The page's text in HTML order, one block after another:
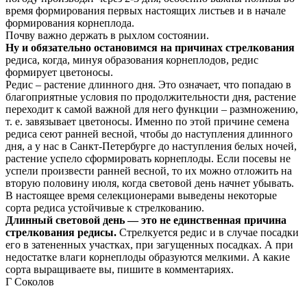
время формирования первых настоящих листьев и в начале
формирования корнеплода.
Почву важно держать в рыхлом состоянии.
Ну и обязательно остановимся на причинах стрелкования
редиса, когда, минуя образования корнеплодов, редис
формирует цветоносы.
Редис – растение длинного дня. Это означает, что попадаю в
благоприятные условия по продолжительности дня, растение
переходит к самой важной для него функции – размножению,
т. е. завязывает цветоносы. Именно по этой причине семена
редиса сеют ранней весной, чтобы до наступления длинного
дня, а у нас в Санкт-Петербурге до наступления белых ночей,
растение успело сформировать корнеплоды. Если посевы не
успели произвести ранней весной, то их можно отложить на
вторую половину июля, когда световой день начнет убывать.
В настоящее время селекционерами выведены некоторые
сорта редиса устойчивые к стрелкованию.
Длинный световой день — это не единственная причина
стрелкования редисы. Стрелкуется редис и в случае посадки
его в затененных участках, при загущенных посадках. А при
недостатке влаги корнеплоды образуются мелкими. А какие
сорта выращиваете вы, пишите в комментариях.
Г Соколов